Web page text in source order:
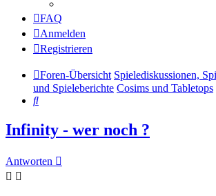
FAQ
Anmelden
Registrieren
Foren-Übersicht Spielediskussionen,
und Spieleberichte Cosims und Tabletops
Suche
Infinity - wer noch ?
Antworten